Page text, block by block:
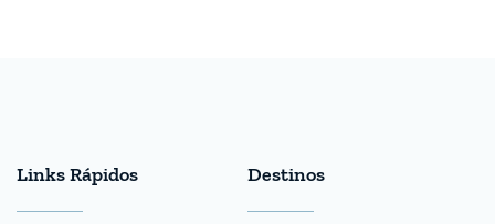
Links Rápidos Destinos